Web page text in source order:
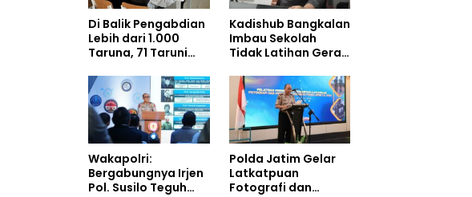
Di Balik Pengabdian
Lebih dari 1.000
Taruna, 71 Taruni
Pembentukan
Karakter Siswa
Sekolah Rakyat
Kadishub Bangkalan
Imbau Sekolah
Tidak Latihan Gerak
Wakapolri:
Bergabungnya Irjen
Pol. Susilo Teguh
Polda Jatim Gelar
Latkatpuan
Fotografi dan